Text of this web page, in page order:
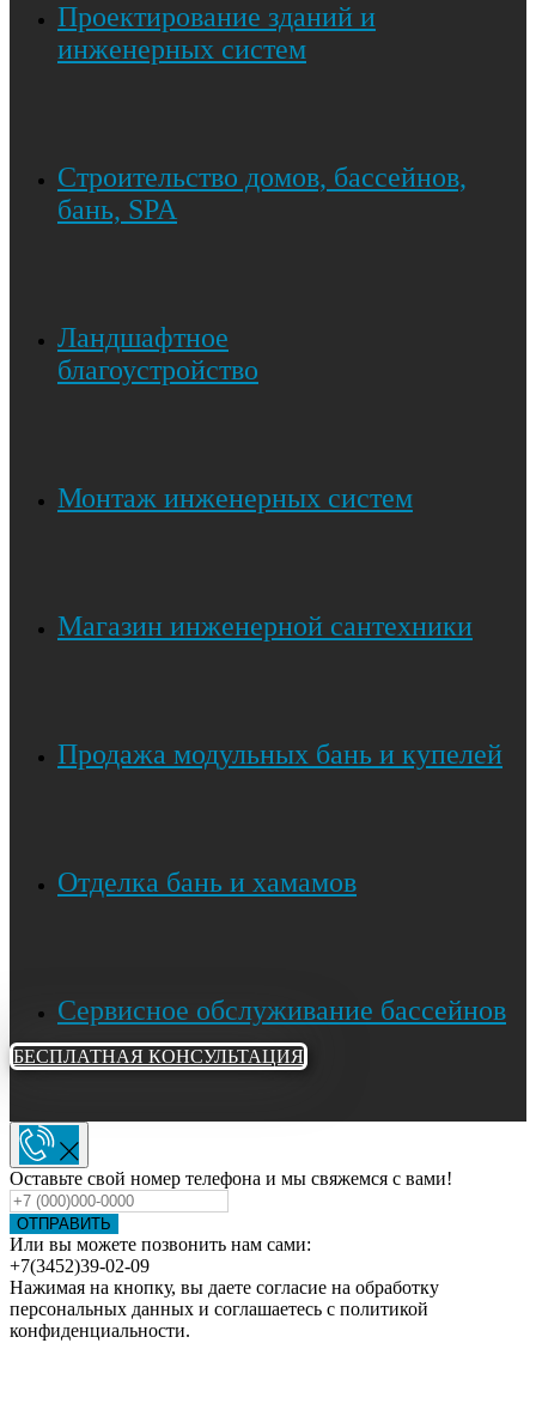
Проектирование зданий и
инженерных систем
Строительство домов, бассейнов,
бань, SPA
Ландшафтное
благоустройство
Монтаж инженерных систем
Магазин инженерной сантехники
Продажа модульных бань и купелей
Отделка бань и хамамов
Сервисное обслуживание бассейнов
БЕСПЛАТНАЯ КОНСУЛЬТАЦИЯ
Оставьте свой номер телефона и мы свяжемся с вами!
ОТПРАВИТЬ
Или вы можете позвонить нам сами:
+7(3452)39-02-09
Нажимая на кнопку, вы даете согласие на обработку
персональных данных и соглашаетесь c политикой
конфиденциальности.